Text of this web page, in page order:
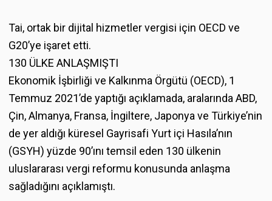
Tai, ortak bir dijital hizmetler vergisi için OECD ve
G20’ye işaret etti.
130 ÜLKE ANLAŞMIŞTI
Ekonomik İşbirliği ve Kalkınma Örgütü (OECD), 1
Temmuz 2021’de yaptığı açıklamada, aralarında ABD,
Çin, Almanya, Fransa, İngiltere, Japonya ve Türkiye’nin
de yer aldığı küresel Gayrisafi Yurt içi Hasıla’nın
(GSYH) yüzde 90’ını temsil eden 130 ülkenin
uluslararası vergi reformu konusunda anlaşma
sağladığını açıklamıştı.